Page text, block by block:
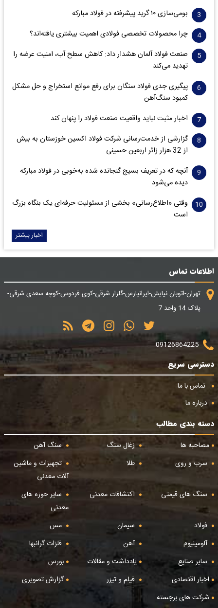
بومی‌سازی ۱۰ گرید پیشرفته در فولاد مبارکه
چرا محصولات تخصصی فولادی اهمیت بیشتری یافته‌اند؟
صنعت فولاد آلمان هشدار داد: کاهش سطح آب، امنیت عرضه را
تهدید می‌کند
پیگیری جدی فولاد سنگان برای رفع موانع استخراج و حل مشکل
کمبود سنگ‌آهن
اخبار مثبت نباید واقعیت صنعت فولاد را پنهان کند
گزارشی از خدمت‌رسانی شرکت فولاد اکسین خوزستان به بیش
از 32 هزار زائر اربعین حسینی
آنچه که در تعریف بسیج گنجانده شده به‌خوبی در فولاد مبارکه
دیده می‌شود
وقتی «اطلاع‌رسانی» بخشی از مسئولیت حرفه‌ای یک بنگاه بزرگ
است
اخبار بیشتر
اطلاعات تماس
تهران-اتوبان نیایش-ایرانپارس-گلزار شرقی-کوی فردوس-کوچه سعدی شرقی-
پلاک 14 واحد 7
09126864225
دسترسی سریع
تماس با ما
درباره ما
دسته بندی مطالب
مصاحبه ها
زغال سنگ
سنگ آهن
سرب و روی
طلا
تجهیزات و ماشین
آلات معدنی
سنگ های قیمتی
اکتشافات معدنی
سایر حوزه های
معدنی
فولاد
سیمان
مس
آلومینیوم
آهن
فلزات گرانبها
سایر صنایع
یادداشت و مقالات
بورس
اخبار اقتصادی
فیلم و تیزر
گزارش تصویری
شرکت های برجسته